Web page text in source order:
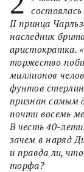
II принца
наследник
аристократка.
торжество
миллионов
фунтов
признан самым
почти восемь
В честь 40-
зачем в наряд
и правда ли,
торфа?